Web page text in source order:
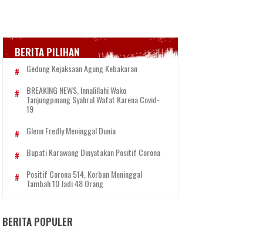
BERITA PILIHAN
Gedung Kejaksaan Agung Kebakaran
BREAKING NEWS, Innalillahi Wako
Tanjungpinang Syahrul Wafat Karena Covid-
19
Glenn Fredly Meninggal Dunia
Bupati Karawang Dinyatakan Positif Corona
Positif Corona 514, Korban Meninggal
Tambah 10 Jadi 48 Orang
BERITA POPULER